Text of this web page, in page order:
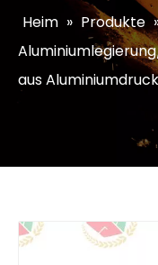
Heim » Produkte
aus